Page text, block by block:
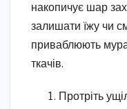
накопичує шар
залишати їжу чи
приваблюють
ткачів.
Протріть